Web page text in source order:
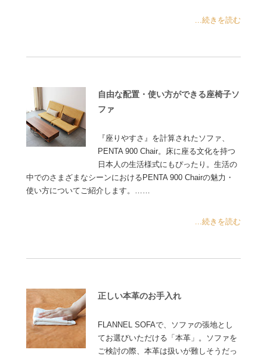
...続きを読む
自由な配置・使い方ができる座椅子ソ
ファ
『座りやすさ』を計算されたソファ、
PENTA 900 Chair。床に座る文化を持つ
日本人の生活様式にもぴったり。生活の
中でのさまざまなシーンにおけるPENTA 900 Chairの魅力・
使い方についてご紹介します。……
...続きを読む
正しい本革のお手入れ
FLANNEL SOFAで、ソファの張地とし
てお選びいただける「本革」。ソファを
ご検討の際、本革は扱いが難しそうだっ